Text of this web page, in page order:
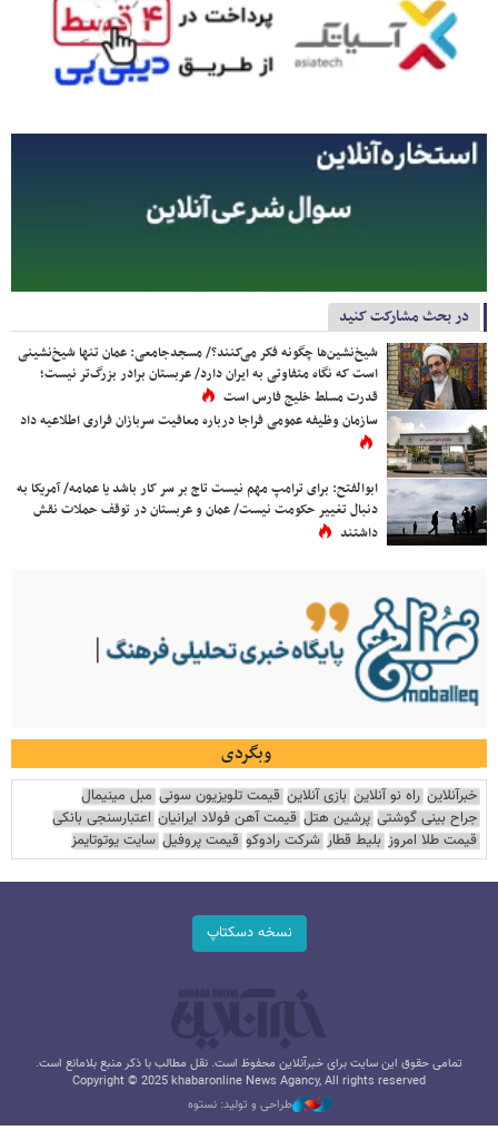
در بحث مشارکت کنید
شیخ‌نشین‌ها چگونه فکر می‌کنند؟/ مسجدجامعی: عمان تنها شیخ‌نشینی
است که نگاه متفاوتی به ایران دارد/ عربستان برادر بزرگ‌تر نیست؛
قدرت مسلط خلیج فارس است
سازمان وظیفه عمومی فراجا درباره معافیت سربازان فراری اطلاعیه داد
ابوالفتح: برای ترامپ مهم نیست تاج بر سر کار باشد یا عمامه/ آمریکا به
دنبال تغییر حکومت نیست/ عمان و عربستان در توقف حملات نقش
داشتند
وبگردی
خبرآنلاین راه نو آنلاین بازی آنلاین قیمت تلویزیون سونی مبل مینیمال
جراح بینی گوشتی پرشین هتل قیمت آهن فولاد ایرانیان اعتبارسنجی بانکی
قیمت طلا امروز بلیط قطار شرکت رادوکو قیمت پروفیل سایت یوتوتایمز
نسخه دسکتاپ
تمامی حقوق این سایت برای خبرآنلاین محفوظ است. نقل مطالب با ذکر منبع بلامانع است.
Copyright © 2025 khabaronline News Agancy, All rights reserved
طراحی و تولید: نستوه